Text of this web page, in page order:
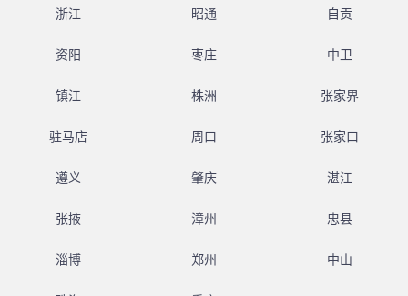
浙江 昭通 自贡
资阳 枣庄 中卫
镇江 株洲 张家界
驻马店 周口 张家口
遵义 肇庆 湛江
张掖 漳州 忠县
淄博 郑州 中山